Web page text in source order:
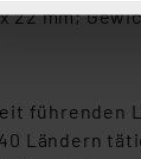
oder teilweise
führen, dass
22 mm;
führenden
Ländern